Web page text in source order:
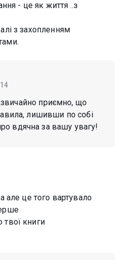
- це як життя ..з
з захопленням
приємно, що
лишивши по собі
вдячна за вашу увагу!
але це того вартувало
книги